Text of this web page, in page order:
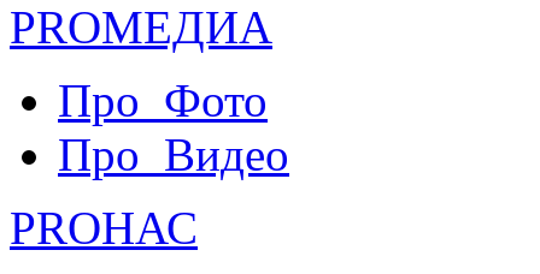
PROМЕДИА
Про_Фото
Про_Видео
PROНАС